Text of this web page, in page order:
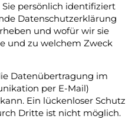
persönlich identifiziert
Datenschutzerklärung
und wofür wir sie
und zu welchem Zweck
Datenübertragung im
per E-Mail)
Ein lückenloser Schutz
Dritte ist nicht möglich.